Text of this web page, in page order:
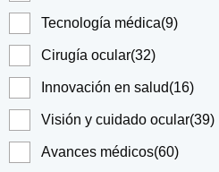
Tecnología médica(9)
Cirugía ocular(32)
Innovación en salud(16)
Visión y cuidado ocular(39)
Avances médicos(60)